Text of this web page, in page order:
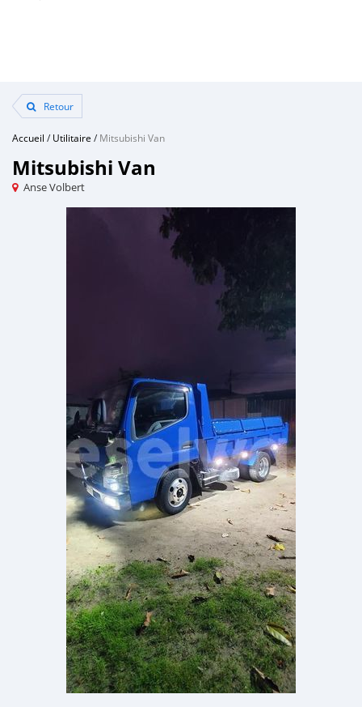
Retour
Accueil /Utilitaire /Mitsubishi Van
Mitsubishi Van
Anse Volbert